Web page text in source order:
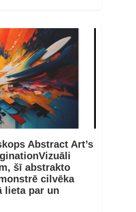
Abstract Art’s
šī abstrakto
cilvēka
lieta par un